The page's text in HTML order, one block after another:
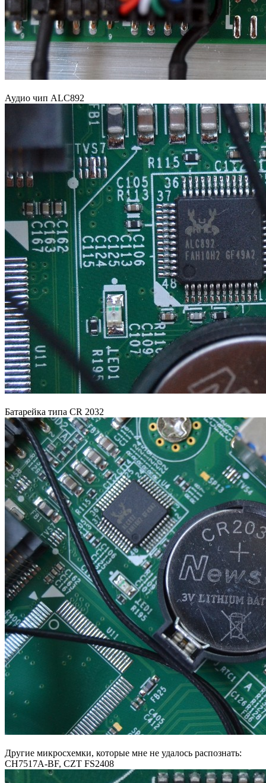
Аудио чип ALC892
Батарейка типа CR 2032
Другие микросхемки, которые мне не удалось распознать:
CH7517A-BF, CZT FS2408